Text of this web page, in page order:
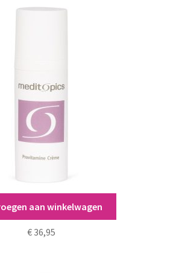
Provitamine Crème
€36,95
aan winkelwagen